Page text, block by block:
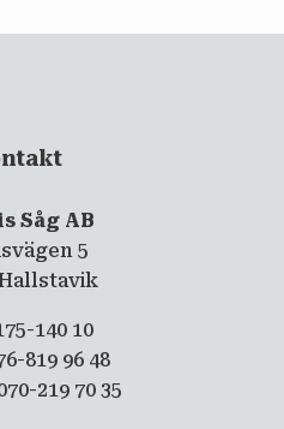
Såg AB
5
Hallstavik
140 10
819 96 48
219 70 35